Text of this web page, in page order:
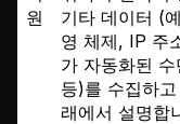
원
기타 데이터 (
영 체제, IP 주
가 자동화된
등)를 수집하
래에서 설명합